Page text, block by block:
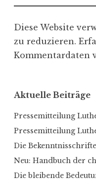
Diese Website
zu reduzieren.
Kommentardaten
Aktuelle Beiträge
Pressemitteilung
Pressemitteilung
Die
Neu: Handbuch der
Die bleibende